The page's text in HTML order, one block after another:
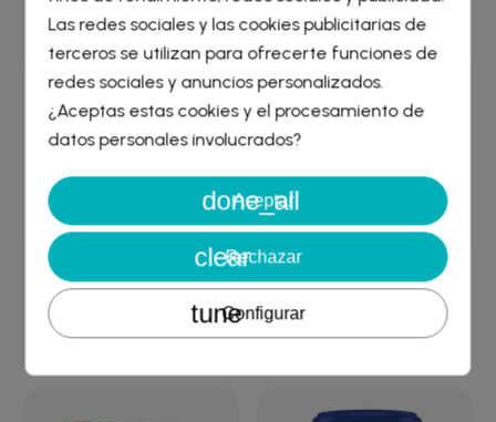
15,83 € 14,77 €
NATALBEN SUPRA 30
NAN SUPREME PRO 2 800
Crear lista de deseos
Nombre de la lista de deseos
Cancelar Crear lista de deseos
Iniciar sesión
Debe iniciar sesión para guardar productos en su lista de
deseos.
Cancelar Iniciar sesión
Las redes sociales y las cookies publicitarias de
terceros se utilizan para ofrecerte funciones de
redes sociales y anuncios personalizados.
¿Aceptas estas cookies y el procesamiento de
datos personales involucrados?
done_all
Aceptar
clearRechazar
tuneConfigurar